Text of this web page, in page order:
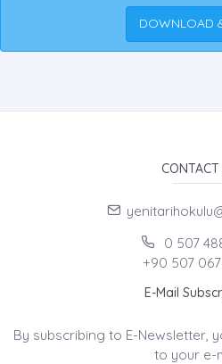
DOWNLOAD
CONTACT
0 507
+90 507
E-Mail
By subscribing to E-Newsletter,
to your e-